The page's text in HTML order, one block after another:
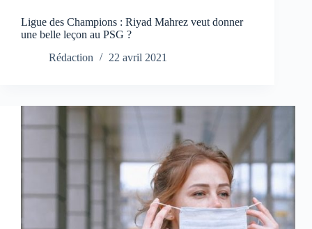
Ligue des Champions : Riyad Mahrez veut donner
une belle leçon au PSG ?
Rédaction
22 avril 2021